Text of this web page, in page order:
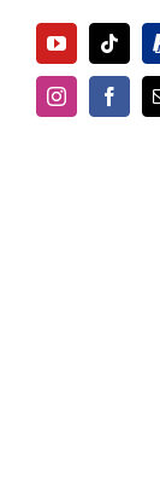
YouTubeTiktok
Instagram